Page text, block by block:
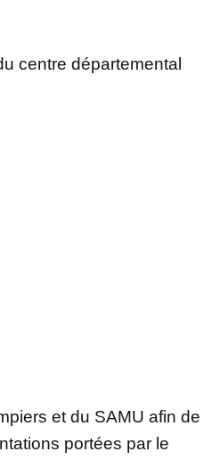
centre départemental
et du SAMU afin de
portées par le